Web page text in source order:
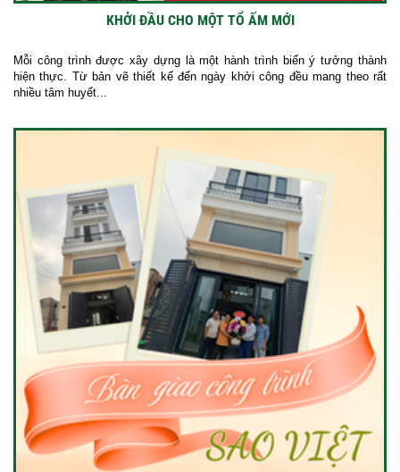
KHỞI ĐẦU CHO MỘT TỔ ẤM MỚI
Mỗi công trình được xây dựng là một hành trình biến ý tưởng thành
hiện thực. Từ bản vẽ thiết kế đến ngày khởi công đều mang theo rất
nhiều tâm huyết...